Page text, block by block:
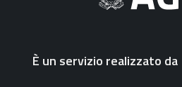
È un servizio realizzato da